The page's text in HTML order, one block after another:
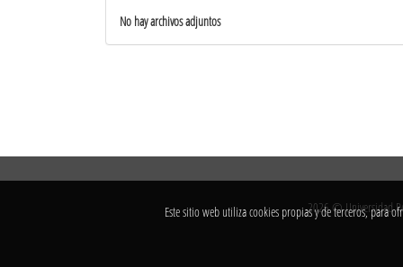
No hay archivos adjuntos
2026 © Universidad
Este sitio web utiliza cookies propias y de terceros, para